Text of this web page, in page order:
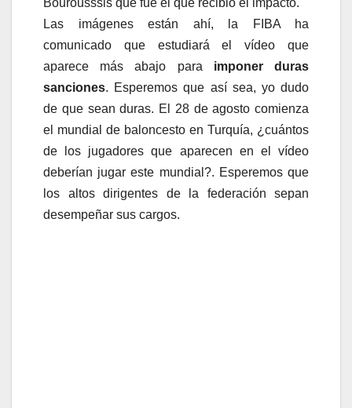
Bourousssis que fue el que recibió el impacto.
Las imágenes están ahí, la FIBA ha
comunicado que estudiará el vídeo que
aparece más abajo para imponer duras
sanciones. Esperemos que así sea, yo dudo
de que sean duras. El 28 de agosto comienza
el mundial de baloncesto en Turquía, ¿cuántos
de los jugadores que aparecen en el vídeo
deberían jugar este mundial?. Esperemos que
los altos dirigentes de la federación sepan
desempeñar sus cargos.